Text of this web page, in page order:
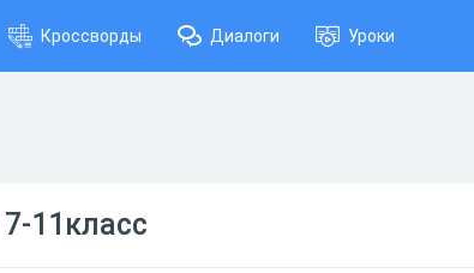
Кроссворды Диалоги Уроки
11класс